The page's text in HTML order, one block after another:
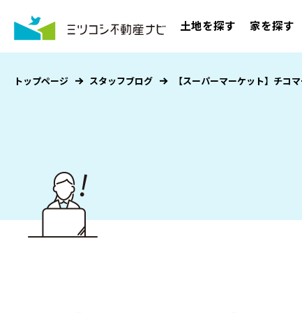
土地を探す 家を探す
トップページ スタッフブログ 【スーパーマーケット】チコ